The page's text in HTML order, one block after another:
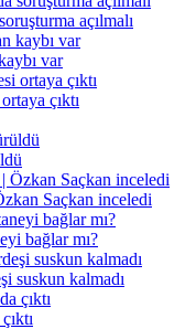
açılmalı
var
çıktı
Saçkan inceledi
bağlar mı?
suskun kalmadı